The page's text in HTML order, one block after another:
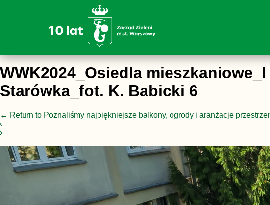
WWK2024_Osiedla
Starówka_fot. K. Babicki 6
← Return to Poznaliśmy najpiękniejsze balkony, ogrody i aranżacje
‹
›